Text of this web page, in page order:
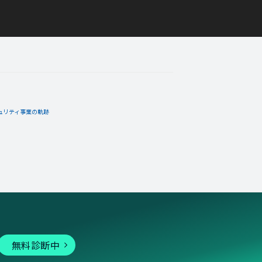
リティ事業の軌跡
無料診断中